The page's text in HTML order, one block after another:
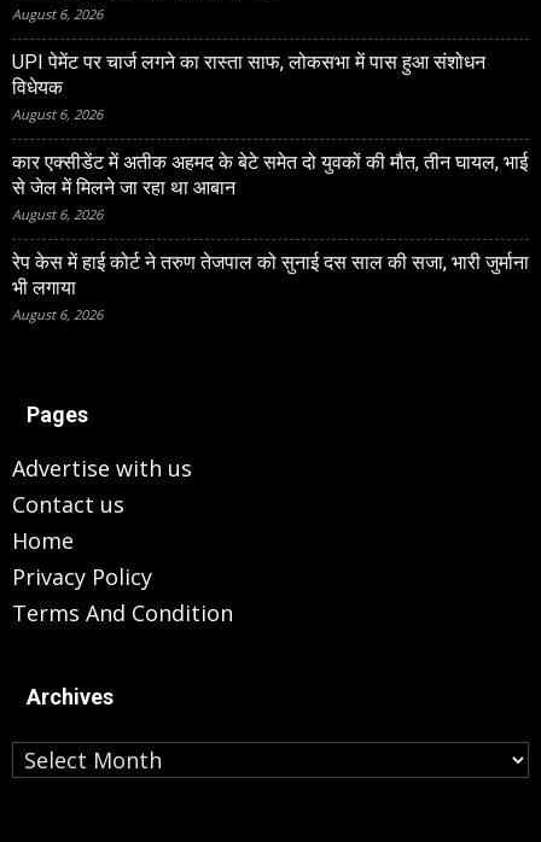
August 6, 2026
UPI पेमेंट पर चार्ज लगने का रास्ता साफ, लोकसभा में पास हुआ संशोधन
विधेयक
August 6, 2026
कार एक्सीडेंट में अतीक अहमद के बेटे समेत दो युवकों की मौत, तीन घायल, भाई
से जेल में मिलने जा रहा था आबान
August 6, 2026
रेप केस में हाई कोर्ट ने तरुण तेजपाल को सुनाई दस साल की सजा, भारी जुर्माना
भी लगाया
August 6, 2026
Pages
Advertise with us
Contact us
Home
Privacy Policy
Terms And Condition
Archives
Archives